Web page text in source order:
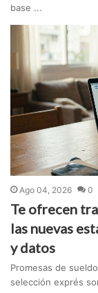
base ...
Ago 04, 2026 0
Te ofrecen
las nuevas
y datos
Promesas de
selección exprés